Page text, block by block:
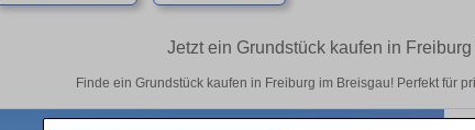
Jetzt ein Grundstück kaufen in
Finde ein Grundstück kaufen in Freiburg im Breisgau! Perfekt für